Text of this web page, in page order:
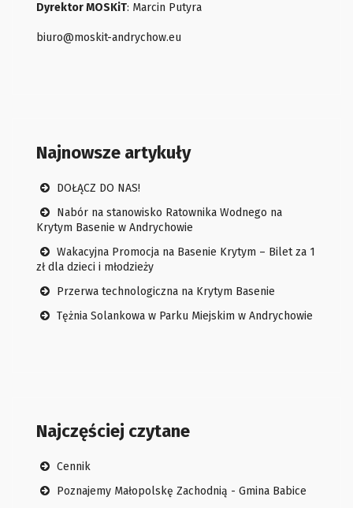
Dyrektor MOSKiT: Marcin Putyra
biuro@moskit-andrychow.eu
Najnowsze artykuły
DOŁĄCZ DO NAS!
Nabór na stanowisko Ratownika Wodnego na
Krytym Basenie w Andrychowie
Wakacyjna Promocja na Basenie Krytym – Bilet za 1
zł dla dzieci i młodzieży
Przerwa technologiczna na Krytym Basenie
Tężnia Solankowa w Parku Miejskim w Andrychowie
Najczęściej czytane
Cennik
Poznajemy Małopolskę Zachodnią - Gmina Babice